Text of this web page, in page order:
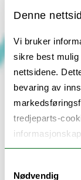
Denne
Vi bruker
sikre best
nettsidene.
bevaring av
tredjeparts-
Nødvendig